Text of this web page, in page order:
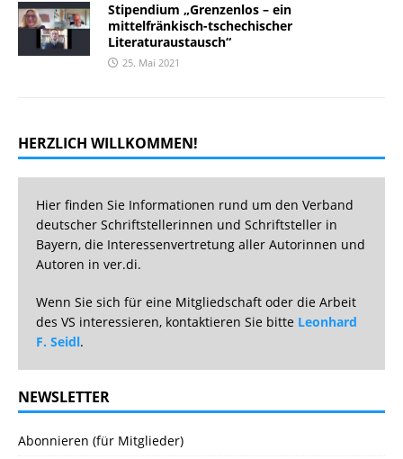
Stipendium „Grenzenlos – ein
mittelfränkisch-tschechischer
Literaturaustausch“
25. Mai 2021
HERZLICH WILLKOMMEN!
Hier finden Sie Informationen rund um den Verband
deutscher Schriftstellerinnen und Schriftsteller in
Bayern, die Interessenvertretung aller Autorinnen und
Autoren in ver.di.
Wenn Sie sich für eine Mitgliedschaft oder die Arbeit
des VS interessieren, kontaktieren Sie bitte Leonhard
F. Seidl.
NEWSLETTER
Abonnieren (für Mitglieder)